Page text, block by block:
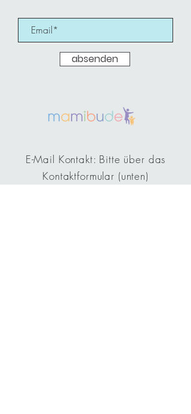
absenden
E-Mail Kontakt: Bitte über das
Kontaktformular (unten)